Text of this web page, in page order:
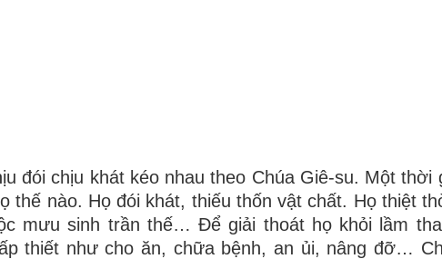
đói chịu khát kéo nhau theo Chúa Giê-su. Một thời
thế nào. Họ đói khát, thiếu thốn vật chất. Họ thiệt
mưu sinh trần thế… Để giải thoát họ khỏi lầm
thiết như cho ăn, chữa bệnh, an ủi, nâng đỡ…